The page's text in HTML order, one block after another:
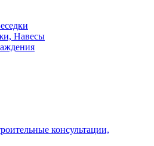
Навесы
консультации,